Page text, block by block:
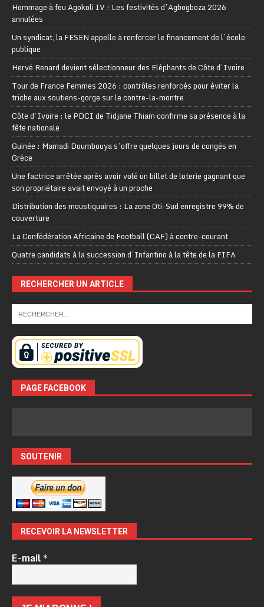
Hommage à feu Agokoli IV : Les festivités d’Agbogboza 2026
annulées
Un syndicat, la FESEN appelle à renforcer le financement de l’école
publique
Hervé Renard devient sélectionneur des Eléphants de Côte d’Ivoire
Tour de France Femmes 2026 : contrôles renforcés pour éviter la
triche aux soutiens-gorge sur le contre-la-montre
Côte d’Ivoire : le PDCI de Tidjane Thiam confirme sa présence à la
fête nationale
Guinée : Mamadi Doumbouya s’offre quelques jours de congés en
Grèce
Une factrice arrêtée après avoir volé un billet de loterie gagnant que
son propriétaire avait envoyé à un proche
Distribution des moustiquaires : La zone Oti-Sud enregistre 99% de
couverture
La Confédération Africaine de Football (CAF) à contre-courant
Quatre candidats à la succession d’Infantino à la tête de la FIFA
RECHERCHER UN ARTICLE
PAGE FACEBOOK
SOUTENIR
RECEVOIR LA NEWSLETTER
E-mail*